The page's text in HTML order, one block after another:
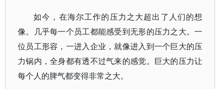
如今，在海尔工作的压力之大超出了人们的想
像。几乎每一个员工都能感受到无形的压力之大。一
位员工形容，一进入企业，就像进入到一个巨大的压
力锅内，全身都有透不过气来的感觉。巨大的压力让
每个人的脾气都变得非常之大。